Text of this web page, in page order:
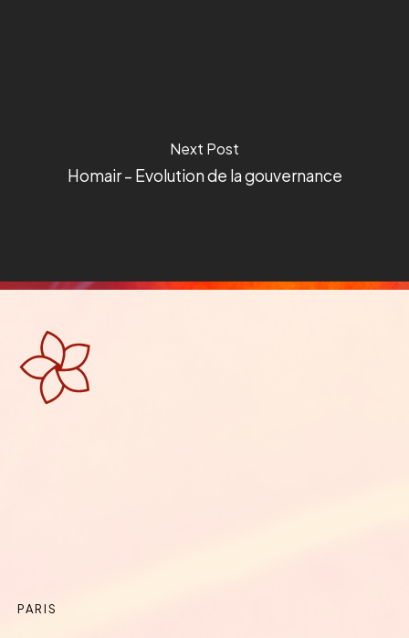
Next Post
Homair – Evolution de la gouvernance
PARIS